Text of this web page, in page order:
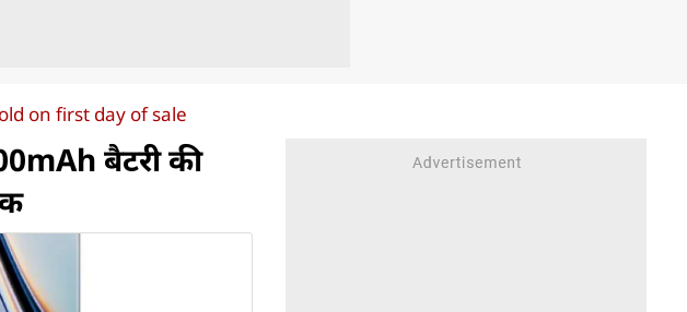
on first day of sale
बैटरी की